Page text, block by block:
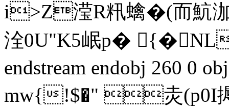
i>Z滢R籸蠄�(而魧
洤0U"K5岷p� {�NL
endstream endobj 260 0
mw{!$�" 灻(p0I